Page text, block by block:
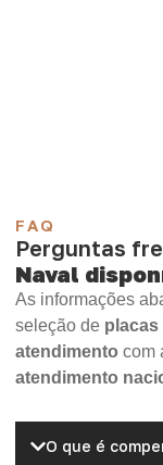
FAQ
Perguntas
Naval
As informações
seleção de placas
atendimento com
atendimento
O que é